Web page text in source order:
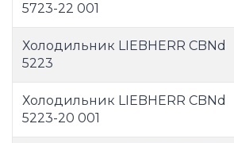
5723-22 001
Холодильник LIEBHERR CBNd
5223
Холодильник LIEBHERR CBNd
5223-20 001